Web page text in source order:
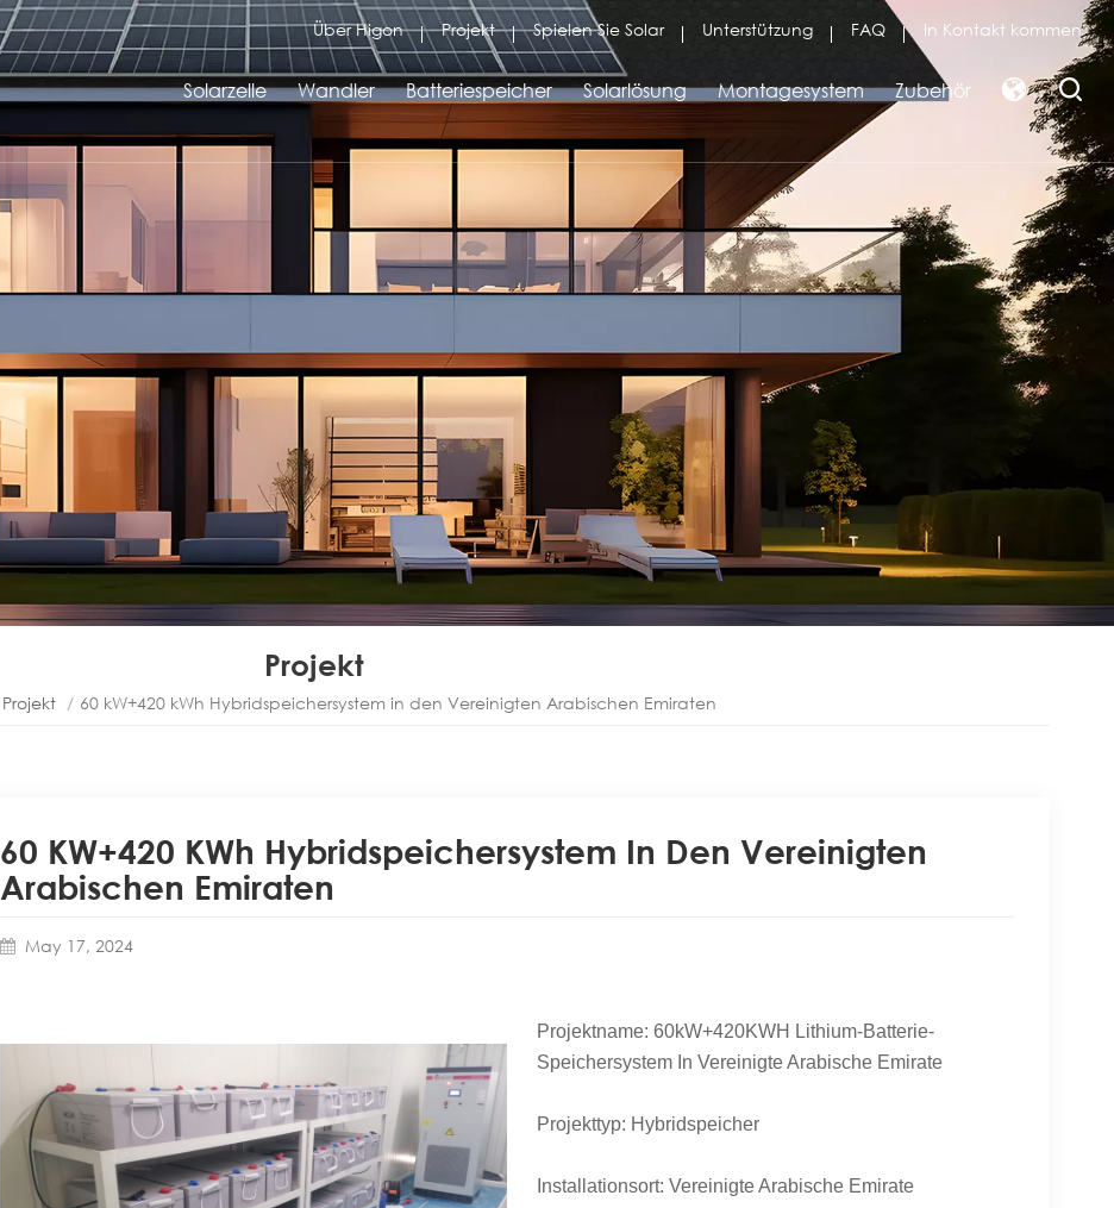
Über Higon Projekt Spielen Sie Solar Unterstützung FAQ In Kontakt kommen
Solarzelle Wandler Batteriespeicher Solarlösung Montagesystem Zubehör
Projekt
Projekt / 60 kW+420 kWh Hybridspeichersystem in den Vereinigten Arabischen Emiraten
60 KW+420 KWh Hybridspeichersystem In Den Vereinigten
Arabischen Emiraten
May 17, 2024
Projektname: 60kW+420KWH Lithium-Batterie-
Speichersystem InVereinigte Arabische Emirate
Projekttyp: Hybridspeicher
Installationsort:Vereinigte Arabische Emirate